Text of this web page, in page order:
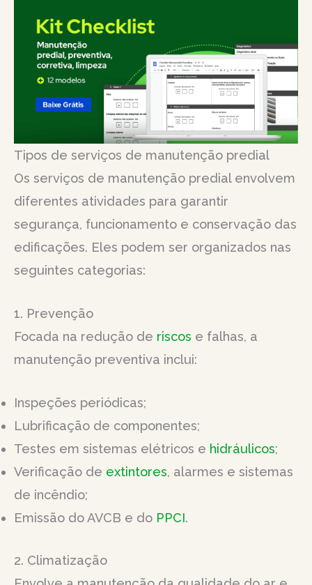
Tipos de serviços de manutenção predial
Os serviços de manutenção predial envolvem
diferentes atividades para garantir
segurança, funcionamento e conservação das
edificações. Eles podem ser organizados nas
seguintes categorias:
1. Prevenção
Focada na redução de riscos e falhas, a
manutenção preventiva inclui:
Inspeções periódicas;
Lubrificação de componentes;
Testes em sistemas elétricos e hidráulicos;
Verificação de extintores, alarmes e sistemas
de incêndio;
Emissão do AVCB e do PPCI.
2. Climatização